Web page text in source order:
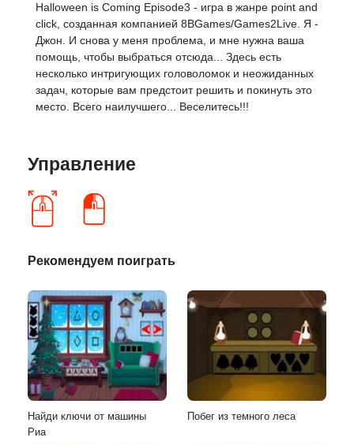
Halloween is Coming Episode3 - игра в жанре point and
click, созданная компанией 8BGames/Games2Live. Я -
Джон. И снова у меня проблема, и мне нужна ваша
помощь, чтобы выбраться отсюда... Здесь есть
несколько интригующих головоломок и неожиданных
задач, которые вам предстоит решить и покинуть это
место. Всего наилучшего... Веселитесь!!!
Управление
Рекомендуем поиграть
Найди ключи от машины
Риа
Побег из темного леса